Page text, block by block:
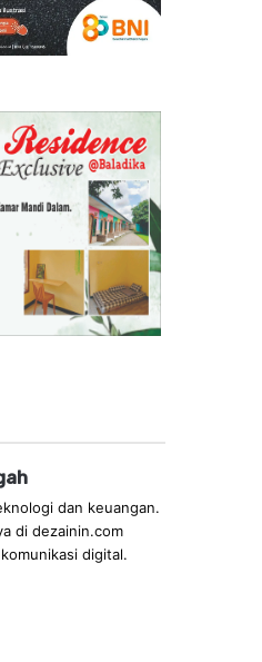
dan keuangan.
di dezainin.com
digital.